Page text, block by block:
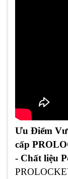
Ưu Điểm
cấp
- Chất liệu